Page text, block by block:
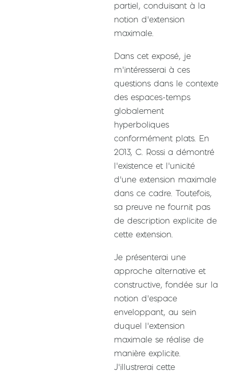
partiel, conduisant à la
notion d’extension
maximale.
Dans cet exposé, je
m’intéresserai à ces
questions dans le contexte
des espaces-temps
globalement
hyperboliques
conformément plats. En
2013, C. Rossi a démontré
l’existence et l’unicité
d’une extension maximale
dans ce cadre. Toutefois,
sa preuve ne fournit pas
de description explicite de
cette extension.
Je présenterai une
approche alternative et
constructive, fondée sur la
notion d’espace
enveloppant, au sein
duquel l’extension
maximale se réalise de
manière explicite.
J’illustrerai cette